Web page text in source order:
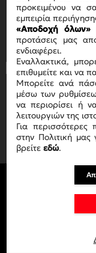
Με την
προκειμένου να
εμπειρία
«Αποδοχή όλων»
προτάσεις μας
ενδιαφέρει.
Εναλλακτικά,
επιθυμείτε και να
Μπορείτε ανά
μέσω των
να περιορίσει ή
λειτουργιών της
Για περισσότερες
στην Πολιτική
βρείτεεδώ.